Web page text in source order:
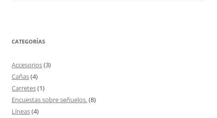
CATEGORÍAS
Accesorios(3)
Cañas(4)
Carretes(1)
Encuestas sobre señuelos.(8)
Líneas(4)